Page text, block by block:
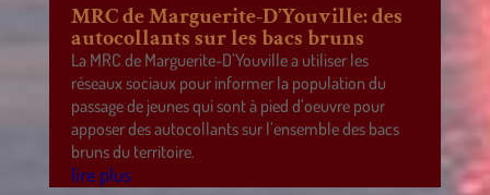
MRC de Marguerite-D’Youville: des
autocollants sur les bacs bruns
La MRC de Marguerite-D’Youville a utiliser les
réseaux sociaux pour informer la population du
passage de jeunes qui sont à pied d’oeuvre pour
apposer des autocollants sur l’ensemble des bacs
bruns du territoire.
lire plus